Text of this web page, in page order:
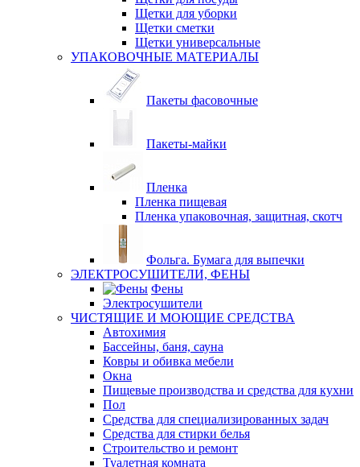
Щетки для уборки
Щетки сметки
Щетки универсальные
УПАКОВОЧНЫЕ МАТЕРИАЛЫ
Пакеты фасовочные
Пакеты-майки
Пленка
Пленка пищевая
Пленка упаковочная, защитная, скотч
Фольга. Бумага для выпечки
ЭЛЕКТРОСУШИТЕЛИ, ФЕНЫ
Фены
Электросушители
ЧИСТЯЩИЕ И МОЮЩИЕ СРЕДСТВА
Автохимия
Бассейны, баня, сауна
Ковры и обивка мебели
Окна
Пищевые производства и средства для кухни
Пол
Средства для специализированных задач
Средства для стирки белья
Строительство и ремонт
Туалетная комната